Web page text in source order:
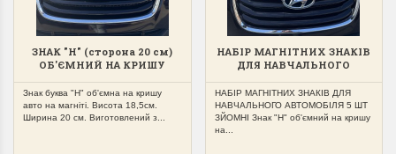
ЗНАК "Н" (сторона 20 см)
ОБ'ЄМНИЙ НА КРИШУ
ЗЙОМНИЙ
Знак буква "Н" об'ємна на кришу
авто на магніті. Висота 18,5см.
Ширина 20 см. Виготовлений з...
НАБІР МАГНІТНИХ ЗНАКІВ
ДЛЯ НАВЧАЛЬНОГО
НАБІР МАГНІТНИХ ЗНАКІВ ДЛЯ
НАВЧАЛЬНОГО АВТОМОБІЛЯ 5 ШТ
ЗЙОМНІ Знак "Н" об'ємний на кришу
на...